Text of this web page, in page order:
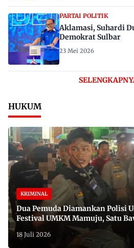
PARTAI POLITIK
Aklamasi, Suhardi
Demokrat Sulbar
23 Mei 2026
HUKUM
KRIMINAL
Dua Pemuda Diamankan Polisi
Festival UMKM Mamuju, Satu
18 Juli 2026